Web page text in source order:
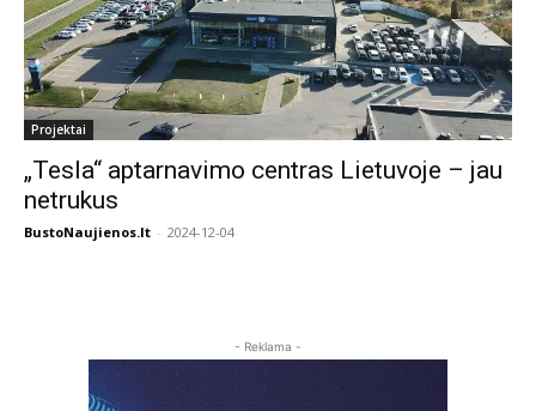
Projektai
„Tesla“ aptarnavimo centras Lietuvoje – jau
netrukus
BustoNaujienos.lt - 2024-12-04
- Reklama -